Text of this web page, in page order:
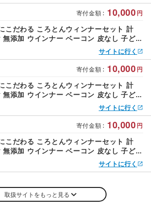
寄付金額 : 10,000円
こだわる ころとんウィンナーセット 計
添加 ウインナー ベーコン 皮なし 子ども
べ セット 個包装 アウトドア キャンプ 贈
お歳暮 つまみ パーティー
サイトに行く
寄付金額 : 10,000円
こだわる ころとんウィンナーセット 計
添加 ウインナー ベーコン 皮なし 子ども
べ セット 個包装 アウトドア キャンプ 贈
お歳暮 つまみ パーティー
サイトに行く
寄付金額 : 10,000円
こだわる ころとんウィンナーセット 計
添加 ウインナー ベーコン 皮なし 子ども
べ セット 個包装 アウトドア キャンプ 贈
お歳暮 つまみ パーティー
サイトに行く
取扱サイトをもっと見る